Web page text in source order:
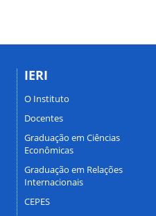
IERI
O Instituto
Docentes
Graduação em Ciências
Econômicas
Graduação em Relações
Internacionais
CEPES